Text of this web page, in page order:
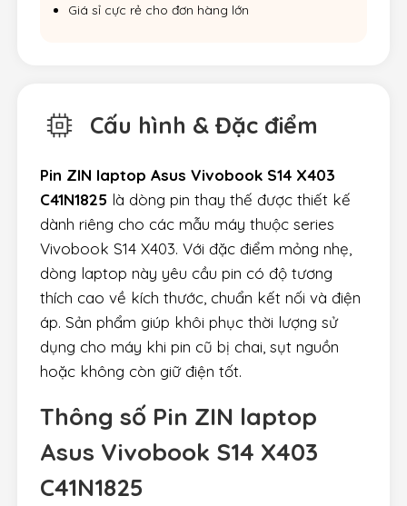
Giá sỉ cực rẻ cho đơn hàng lớn
Cấu hình & Đặc điểm
Pin ZIN laptop Asus Vivobook S14 X403
C41N1825 là dòng pin thay thế được thiết kế
dành riêng cho các mẫu máy thuộc series
Vivobook S14 X403. Với đặc điểm mỏng nhẹ,
dòng laptop này yêu cầu pin có độ tương
thích cao về kích thước, chuẩn kết nối và điện
áp. Sản phẩm giúp khôi phục thời lượng sử
dụng cho máy khi pin cũ bị chai, sụt nguồn
hoặc không còn giữ điện tốt.
Thông số Pin ZIN laptop
Asus Vivobook S14 X403
C41N1825